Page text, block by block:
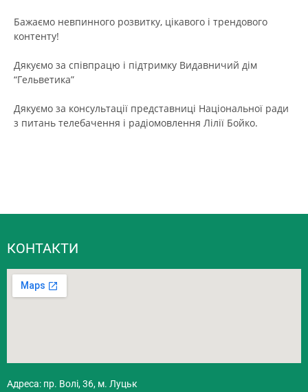
Бажаємо невпинного розвитку, цікавого і трендового
контенту!
Дякуємо за співпрацю і підтримку Видавничий дім
“Гельветика”
Дякуємо за консультації представниці Національної ради
з питань телебачення і радіомовлення Лілії Бойко.
КОНТАКТИ
Адреса: пр. Волі, 36, м. Луцьк